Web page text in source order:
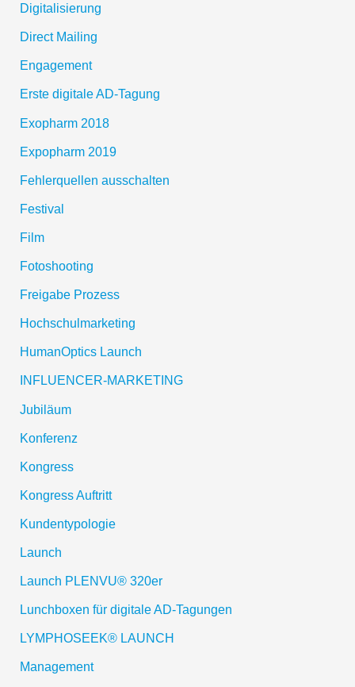
Digitalisierung
Direct Mailing
Engagement
Erste digitale AD-Tagung
Exopharm 2018
Expopharm 2019
Fehlerquellen ausschalten
Festival
Film
Fotoshooting
Freigabe Prozess
Hochschulmarketing
HumanOptics Launch
INFLUENCER-MARKETING
Jubiläum
Konferenz
Kongress
Kongress Auftritt
Kundentypologie
Launch
Launch PLENVU® 320er
Lunchboxen für digitale AD-Tagungen
LYMPHOSEEK® LAUNCH
Management